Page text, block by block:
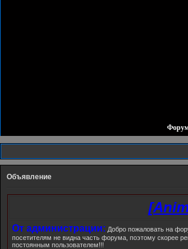
Объявление
От администрации: Добро пожаловать на
посетителям не видна часть форума, поэтому скорее
постоянным пользователем!!!